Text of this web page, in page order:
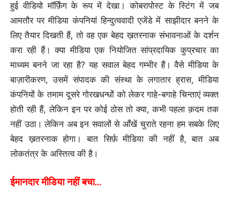
हुई वीडियो मॉर्फ़िंग के रूप में देखा। कोबरापोस्ट के स्टिंग में जब
आमतौर पर मीडिया कंपनियां हिन्दुत्ववादी एजेंडे में साझीदार बनने के
लिए तैयार दिखती हैं, तो वह एक बेहद ख़तरनाक संभावनाओं के दर्शन
करा रही हैं। क्या मीडिया एक नियोजित सांप्रदायिक कुप्रचार का
माध्यम बनने जा रहा है? यह सवाल बेहद गम्भीर हैं। वैसे मीडिया के
बाज़ारीकरण, उसमें संपादक की संस्था के लगातार ह्रास, मीडिया
कंपनियों के तमाम दूसरे गोरखधन्धों को लेकर गाहे-बगाहे चिन्ताएं व्यक्त
होती रही हैं, लेकिन इन पर कोई ठोस तो क्या, कभी पहला क़दम तक
नहीं उठा। लेकिन अब इन सवालों से आँखें चुराते रहना हम सबके लिए
बेहद ख़तरनाक होगा। बात सिर्फ़ मीडिया की नहीं है, बात अब
लोकतंत्र के अस्तित्व की है।
ईमानदार मीडिया नहीं बचा…